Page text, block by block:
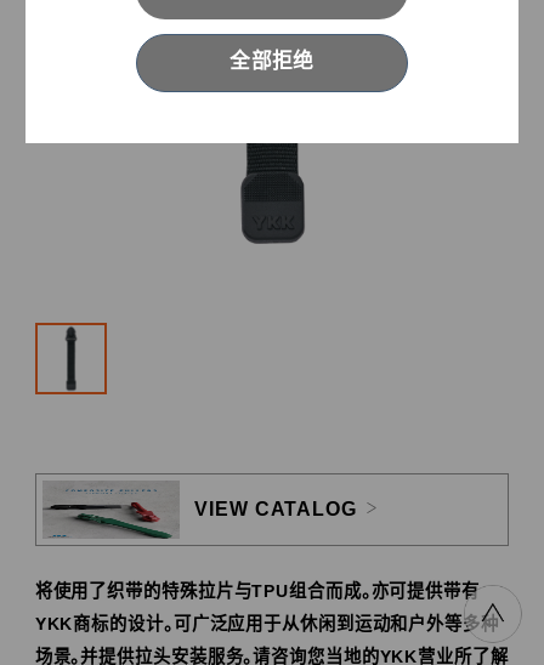
全部拒绝
VIEW CATALOG
将使用了织带的特殊拉片与TPU组合而成。亦可提供带有
YKK商标的设计。可广泛应用于从休闲到运动和户外等多种
场景。并提供拉头安装服务。请咨询您当地的YKK营业所了解